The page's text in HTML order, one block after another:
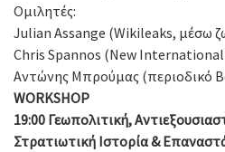
Ομιλητές:
Julian Assange (Wikileaks, μέσω
Chris Spannos (New
Αντώνης Μπρούμας (περιοδικό
WORKSHOP
19:00 Γεωπολιτική,
Στρατιωτική Ιστορία &